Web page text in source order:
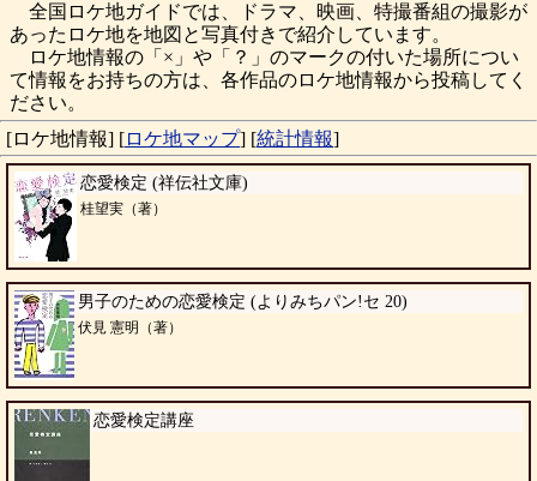
全国ロケ地ガイドでは、ドラマ、映画、特撮番組の撮影が
あったロケ地を地図と写真付きで紹介しています。
ロケ地情報の「×」や「？」のマークの付いた場所につい
て情報をお持ちの方は、各作品のロケ地情報から投稿してく
ださい。
[ロケ地情報] [ロケ地マップ] [統計情報]
恋愛検定 (祥伝社文庫)
桂望実（著）
男子のための恋愛検定 (よりみちパン!セ 20)
伏見 憲明（著）
恋愛検定講座